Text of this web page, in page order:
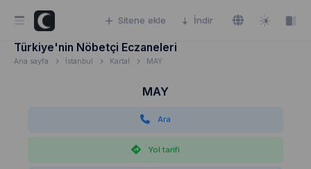
Sitene ekle İndir
Türkiye'nin Nöbetçi Eczaneleri
Ana sayfa İstanbul Kartal MAY
MAY
Ara
Yol tarifi